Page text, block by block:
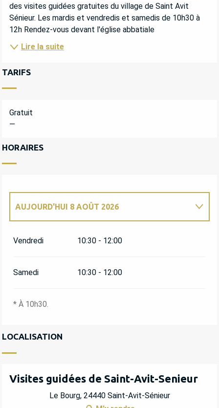
des visites guidées gratuites du village de Saint Avit
Sénieur. Les mardis et vendredis et samedis de 10h30 à
12h Rendez-vous devant l'église abbatiale
Lire la suite
TARIFS
Gratuit
—
HORAIRES
DU31 JUILLET 2026AU 1 AOÛT 2026
MARDI 4 AOÛT 2026
AUJOURD'HUI 8 AOÛT 2026
Vendredi 10:30 - 12:00
Samedi 10:30 - 12:00
* À 10h30.
LOCALISATION
Visites guidées de Saint-Avit-Senieur
Le Bourg, 24440 Saint-Avit-Sénieur